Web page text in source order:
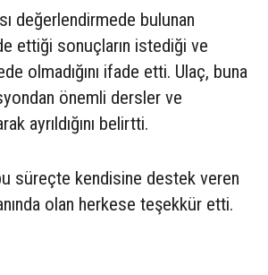
değerlendirmede bulunan
ettiği sonuçların istediği ve
olmadığını ifade etti. Ulaç, buna
önemli dersler ve
ayrıldığını belirtti.
süreçte kendisine destek veren
olan herkese teşekkür etti.